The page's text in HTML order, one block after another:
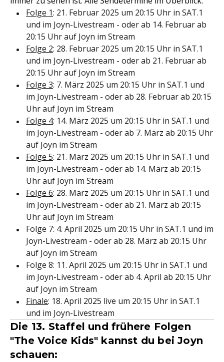
Folge 1: 21. Februar 2025 um 20:15 Uhr in SAT.1
und im Joyn-Livestream - oder ab 14. Februar ab
20:15 Uhr auf Joyn im Stream
Folge 2: 28. Februar 2025 um 20:15 Uhr in SAT.1
und im Joyn-Livestream - oder ab 21. Februar ab
20:15 Uhr auf Joyn im Stream
Folge 3: 7. März 2025 um 20:15 Uhr in SAT.1 und
im Joyn-Livestream - oder ab 28. Februar ab 20:15
Uhr auf Joyn im Stream
Folge 4: 14. März 2025 um 20:15 Uhr in SAT.1 und
im Joyn-Livestream - oder ab 7. März ab 20:15 Uhr
auf Joyn im Stream
Folge 5: 21. März 2025 um 20:15 Uhr in SAT.1 und
im Joyn-Livestream - oder ab 14. März ab 20:15
Uhr auf Joyn im Stream
Folge 6: 28. März 2025 um 20:15 Uhr in SAT.1 und
im Joyn-Livestream - oder ab 21. März ab 20:15
Uhr auf Joyn im Stream
Folge 7: 4. April 2025 um 20:15 Uhr in SAT.1 und im
Joyn-Livestream - oder ab 28. März ab 20:15 Uhr
auf Joyn im Stream
Folge 8: 11. April 2025 um 20:15 Uhr in SAT.1 und
im Joyn-Livestream - oder ab 4. April ab 20:15 Uhr
auf Joyn im Stream
Finale: 18. April 2025 live um 20:15 Uhr in SAT.1
und im Joyn-Livestream
Die 13. Staffel und frühere Folgen
"The Voice Kids" kannst du bei Joyn
schauen: